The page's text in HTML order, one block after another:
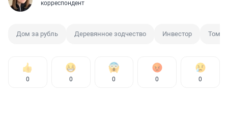
корреспондент
Дом за рубль Деревянное зодчество Инвестор Томск
0 0 0 0 0